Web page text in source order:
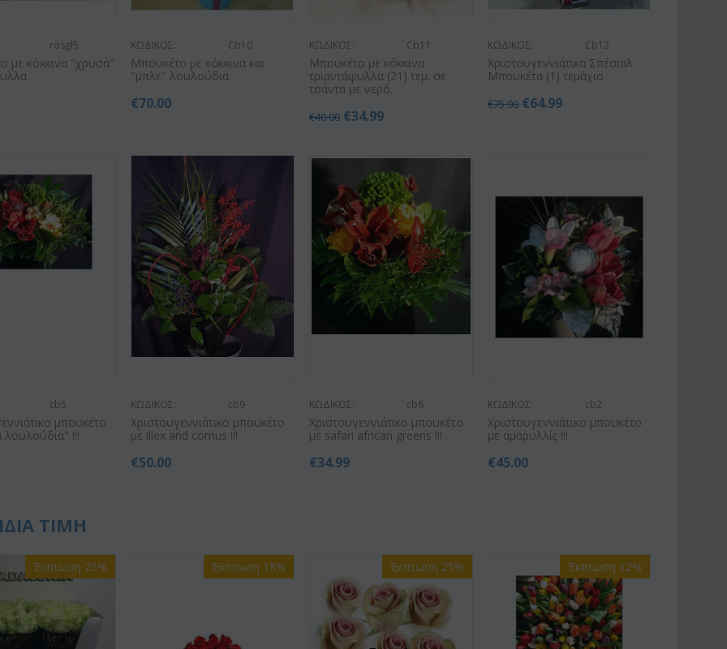
rosgl5
με κόκκινα "χρυσά"
ΚΩΔΙΚΟΣ: Cb10
Μπουκέτο με κόκκινα και
"μπλε" λουλούδια
€70.00
ΚΩΔΙΚΟΣ: Cb11
Μπουκέτο με κόκκινα
τριαντάφυλλα (21) τεμ. σε
τσάντα με νερό.
€40.00 €34.99
ΚΩΔΙΚΟΣ: Cb12
Χριστουγεννιάτικα Σπέσιαλ
Μπουκέτα (1) τεμάχιο
€75.00 €64.99
cb5
μπουκέτο
λουλούδια" !!!
ΚΩΔΙΚΟΣ: cb9
Χριστουγεννιάτικο μπουκέτο
με illex and cornus !!!
€50.00
ΚΩΔΙΚΟΣ: cb6
Χριστουγεννιάτικο μπουκέτο
με safari african greens !!!
€34.99
ΚΩΔΙΚΟΣ: cb2
Χριστουγεννιάτικο μπουκέτο
με αμαρυλλίς !!!
€45.00
ΤΙΜΗ
Έκπτωση 25% Έκπτωση 18% Έκπτωση 25% Έκπτωση 12%